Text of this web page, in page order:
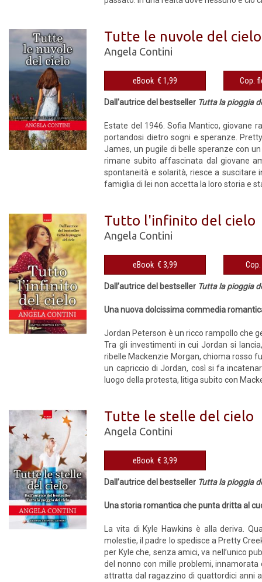
Tutte le nuvole del cielo
Angela Contini
eBook € 1,99
Dall'autrice del bestseller Tutta la pioggia
Estate del 1946. Sofia Mantico, giovane
portandosi dietro sogni e speranze.
James, un pugile di belle speranze con
rimane subito affascinata dal giovane
spontaneità e solarità, riesce a suscitare
famiglia di lei non accetta la loro storia e
Tutto l'infinito del cielo
Angela Contini
eBook € 3,99
Dall’autrice del bestseller Tutta la pioggia
Una nuova dolcissima commedia
Jordan Peterson è un ricco rampollo che
Tra gli investimenti in cui Jordan si
ribelle Mackenzie Morgan, chioma rosso
un capriccio di Jordan, così si fa
luogo della protesta, litiga subito con
Tutte le stelle del cielo
Angela Contini
eBook € 3,99
Dall’autrice del bestseller Tutta la pioggia
Una storia romantica che punta dritta al
La vita di Kyle Hawkins è alla deriva.
molestie, il padre lo spedisce a Pretty
per Kyle che, senza amici, va nell’unico
del nonno con mille problemi,
attratta dal ragazzino di quattordici anni